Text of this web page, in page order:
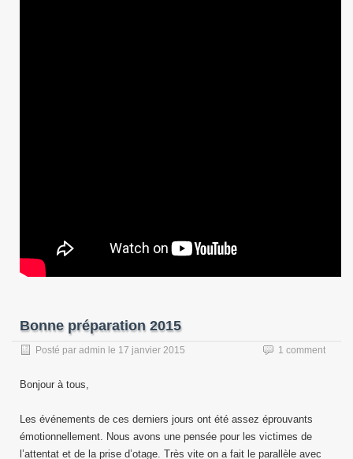
Bonne préparation 2015
Posté par admin le 17 janvier 2015 1 comment
Bonjour à tous,
Les événements de ces derniers jours ont été assez éprouvants
émotionnellement. Nous avons une pensée pour les victimes de
l’attentat et de la prise d’otage. Très vite on a fait le parallèle avec